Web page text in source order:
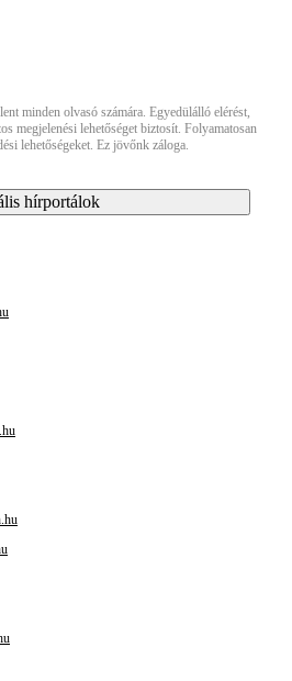
minden olvasó számára. Egyedülálló elérést,
megjelenési lehetőséget biztosít. Folyamatosan
lehetőségeket. Ez jövőnk záloga.
hírportálok